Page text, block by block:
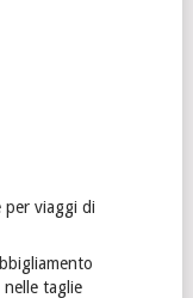
per viaggi di
taglie